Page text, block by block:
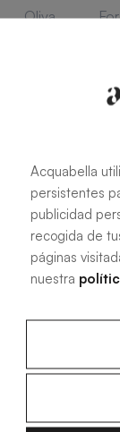
Oliva
Tutte le
100 X 70 cm
120 X 70 cm
140 X 70 cm
150 X 70 cm
140 X 80 cm
Acquabella
persistentes
publicidad
recogida de
páginas
nuestra